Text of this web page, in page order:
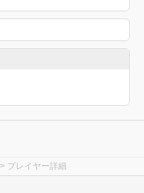
> プレイヤー詳細